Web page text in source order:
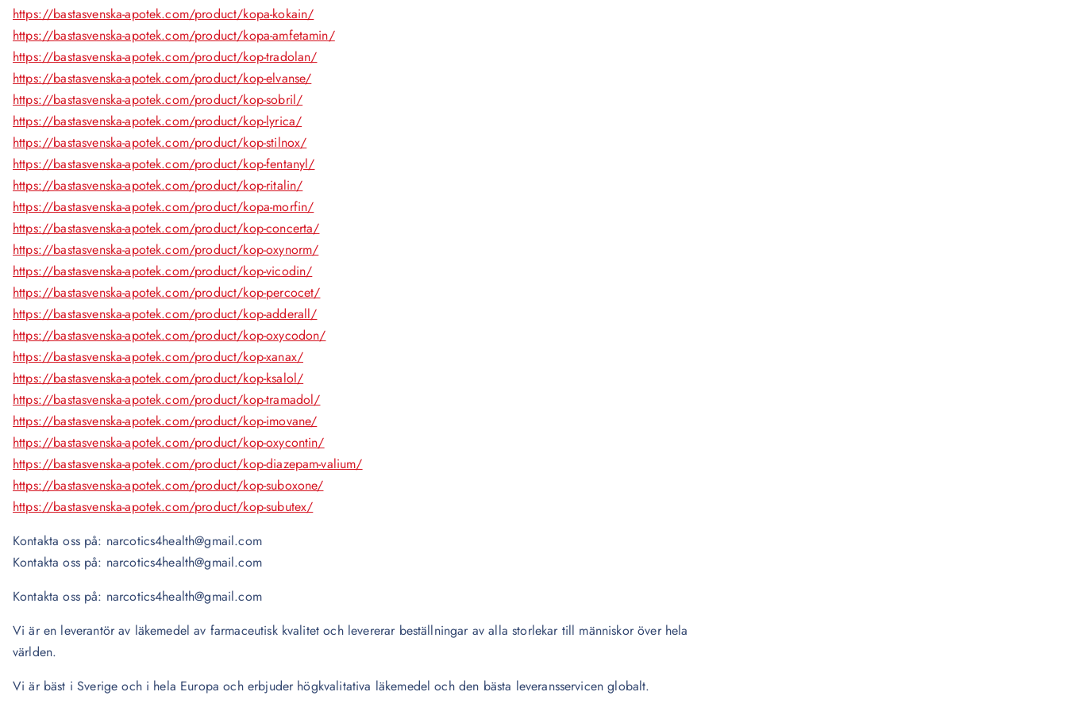
https://bastasvenska-apotek.com/product/kopa-kokain/
https://bastasvenska-apotek.com/product/kopa-amfetamin/
https://bastasvenska-apotek.com/product/kop-tradolan/
https://bastasvenska-apotek.com/product/kop-elvanse/
https://bastasvenska-apotek.com/product/kop-sobril/
https://bastasvenska-apotek.com/product/kop-lyrica/
https://bastasvenska-apotek.com/product/kop-stilnox/
https://bastasvenska-apotek.com/product/kop-fentanyl/
https://bastasvenska-apotek.com/product/kop-ritalin/
https://bastasvenska-apotek.com/product/kopa-morfin/
https://bastasvenska-apotek.com/product/kop-concerta/
https://bastasvenska-apotek.com/product/kop-oxynorm/
https://bastasvenska-apotek.com/product/kop-vicodin/
https://bastasvenska-apotek.com/product/kop-percocet/
https://bastasvenska-apotek.com/product/kop-adderall/
https://bastasvenska-apotek.com/product/kop-oxycodon/
https://bastasvenska-apotek.com/product/kop-xanax/
https://bastasvenska-apotek.com/product/kop-ksalol/
https://bastasvenska-apotek.com/product/kop-tramadol/
https://bastasvenska-apotek.com/product/kop-imovane/
https://bastasvenska-apotek.com/product/kop-oxycontin/
https://bastasvenska-apotek.com/product/kop-diazepam-valium/
https://bastasvenska-apotek.com/product/kop-suboxone/
https://bastasvenska-apotek.com/product/kop-subutex/
Kontakta oss på: narcotics4health@gmail.com
Kontakta oss på: narcotics4health@gmail.com
Kontakta oss på: narcotics4health@gmail.com
Vi är en leverantör av läkemedel av farmaceutisk kvalitet och levererar beställningar av alla storlekar till människor över hela
världen.
Vi är bäst i Sverige och i hela Europa och erbjuder högkvalitativa läkemedel och den bästa leveransservicen globalt.